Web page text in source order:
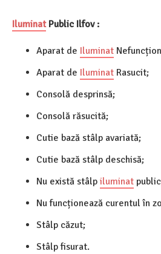
IluminatPublic Ilfov :
Aparat de Iluminat
Aparat de Iluminat Rasucit;
Consolă desprinsă;
Consolă răsucită;
Cutie bază stâlp avariată;
Cutie bază stâlp deschisă;
Nu există stâlp iluminat
Nu funcționează curentul în
Stâlp căzut;
Stâlp fisurat.